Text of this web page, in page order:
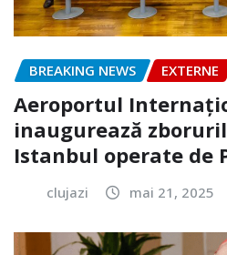
BREAKING NEWS EXTERNE
Aeroportul
inaugurează
Istanbul operate de
clujazi mai 21, 2025